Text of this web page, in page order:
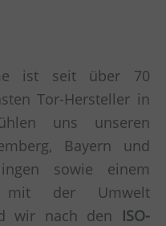
ist seit über 70
Tor-Hersteller in
uns unseren
Bayern und
sowie einem
mit der Umwelt
wir nach den ISO-